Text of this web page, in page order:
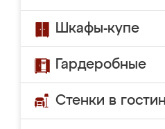
Шкафы-купе
Гардеробные
Стенки в